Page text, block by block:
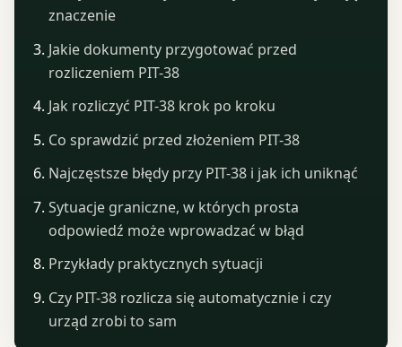
znaczenie
Jakie dokumenty przygotować przed
rozliczeniem PIT-38
Jak rozliczyć PIT-38 krok po kroku
Co sprawdzić przed złożeniem PIT-38
Najczęstsze błędy przy PIT-38 i jak ich uniknąć
Sytuacje graniczne, w których prosta
odpowiedź może wprowadzać w błąd
Przykłady praktycznych sytuacji
Czy PIT-38 rozlicza się automatycznie i czy
urząd zrobi to sam